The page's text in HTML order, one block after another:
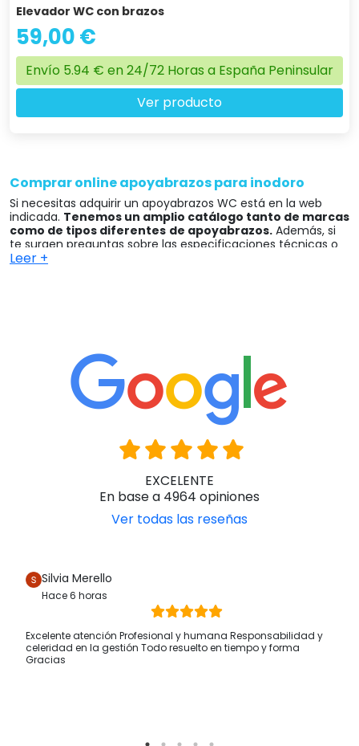
Elevador WC con brazos
59,00 €
Envío 5.94 € en 24/72 Horas a España Peninsular
Ver producto
Comprar online apoyabrazos para inodoro
Si necesitas adquirir un apoyabrazos WC está en la web
indicada. Tenemos un amplio catálogo tanto de marcas
como de tipos diferentes de apoyabrazos. Además, si
te surgen preguntas sobre las especificaciones técnicas o
de cualquier otra índole, no dudes en ponerte en contacto
♿ OrtoEspaña ¡Tu
Leer +
EXCELENTE
En base a 4964 opiniones
Ver todas las reseñas
Silvia Merello
Hace 6 horas
Excelente atención Profesional y humana Responsabilidad y
celeridad en la gestión Todo resuelto en tiempo y forma
Gracias